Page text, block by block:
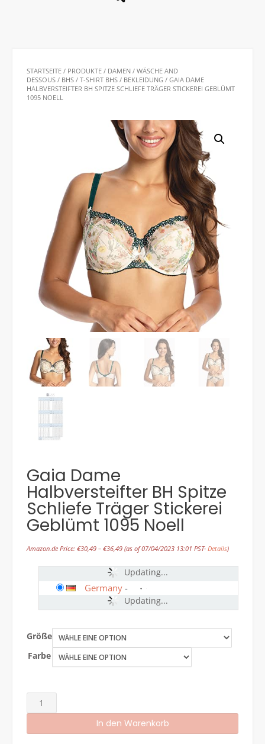
STARTSEITE / PRODUKTE / DAMEN / WÄSCHE AND
DESSOUS / BHS / T-SHIRT BHS / BEKLEIDUNG / GAIA DAME
HALBVERSTEIFTER BH SPITZE SCHLIEFE TRÄGER STICKEREI GEBLÜMT
1095 NOELL
Gaia Dame
Halbversteifter BH Spitze
Schliefe Träger Stickerei
Geblümt 1095 Noell
Amazon.de Price: €30,49 – €36,49 (as of 07/04/2023 13:01 PST- Details)
Updating...
Updating...
Germany -
Größe
Farbe
Gaia
Dame
BH
In den Warenkorb